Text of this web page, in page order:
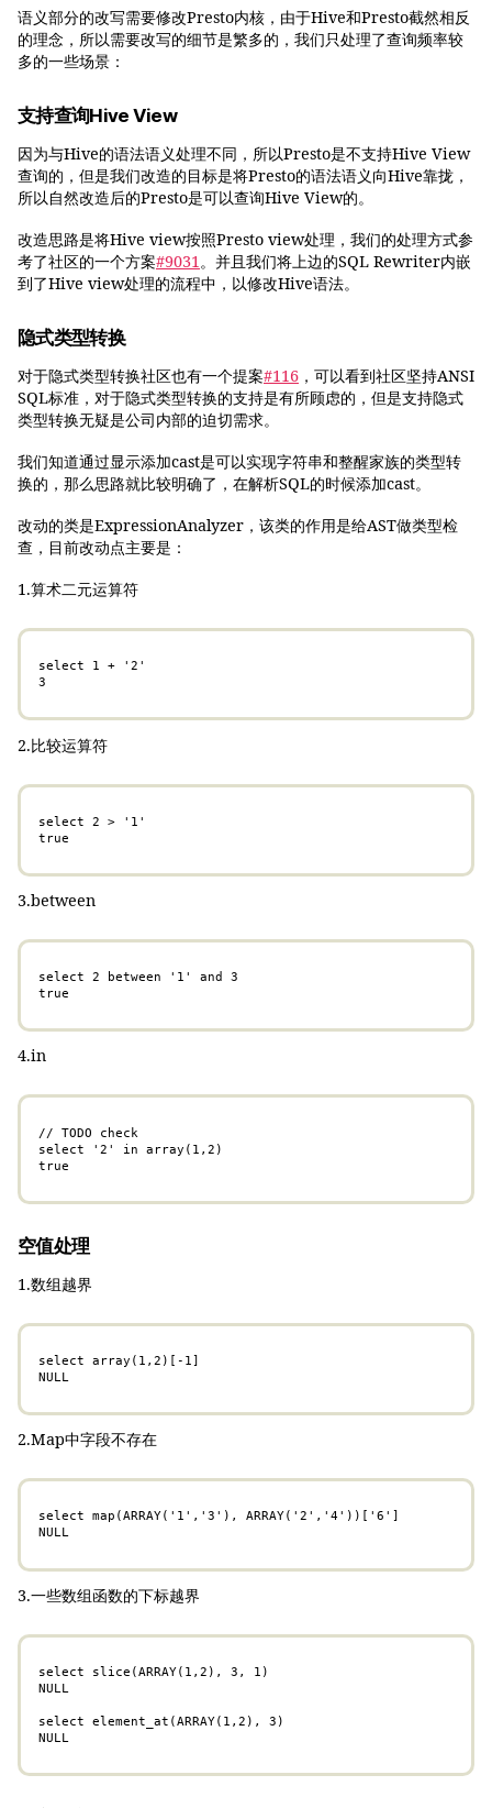
语义部分的改写需要修改Presto内核，由于Hive和Presto截然相反
的理念，所以需要改写的细节是繁多的，我们只处理了查询频率较
多的一些场景：
支持查询Hive View
因为与Hive的语法语义处理不同，所以Presto是不支持Hive View
查询的，但是我们改造的目标是将Presto的语法语义向Hive靠拢，
所以自然改造后的Presto是可以查询Hive View的。
改造思路是将Hive view按照Presto view处理，我们的处理方式参
考了社区的一个方案#9031。并且我们将上边的SQL Rewriter内嵌
到了Hive view处理的流程中，以修改Hive语法。
隐式类型转换
对于隐式类型转换社区也有一个提案#116 ，可以看到社区坚持ANSI
SQL标准，对于隐式类型转换的支持是有所顾虑的，但是支持隐式
类型转换无疑是公司内部的迫切需求。
我们知道通过显示添加cast是可以实现字符串和整醒家族的类型转
换的，那么思路就比较明确了，在解析SQL的时候添加cast。
改动的类是ExpressionAnalyzer，该类的作用是给AST做类型检
查，目前改动点主要是：
1.算术二元运算符
select 1 + '2'
3
2.比较运算符
select 2 > '1'
true
3.between
select 2 between '1' and 3
true
4.in
// TODO check
select '2' in array(1,2)
true
空值处理
1.数组越界
select array(1,2)[-1]
NULL
2.Map中字段不存在
select map(ARRAY('1','3'), ARRAY('2','4'))['6']
NULL
3.一些数组函数的下标越界
select slice(ARRAY(1,2), 3, 1)
NULL
select element_at(ARRAY(1,2), 3)
NULL